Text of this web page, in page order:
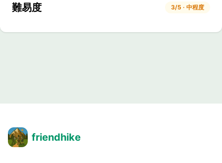
難易度 3/5 · 中程度
friendhike